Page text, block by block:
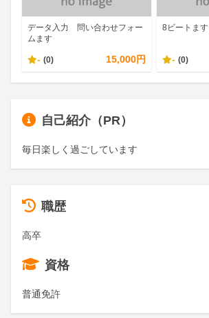
データ入力 問い合わせフォー
ムます
- (0) 15,000円
8ビートます
- (0)
自己紹介（PR）
毎日楽しく過ごしています
職歴
高卒
資格
普通免許